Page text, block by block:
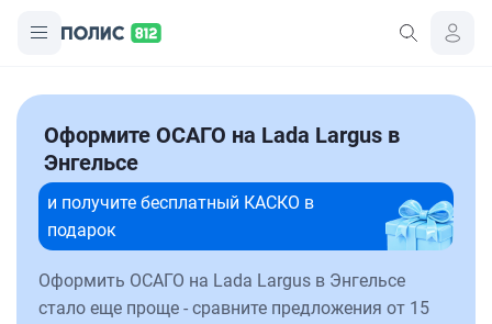
Оформите ОСАГО на Lada Largus в
Энгельсе
и получите бесплатный КАСКО в
подарок
Оформить ОСАГО на Lada Largus в Энгельсе
стало еще проще - сравните предложения от 15